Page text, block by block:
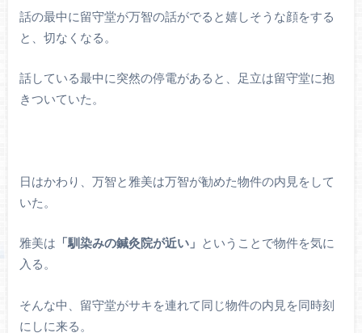
話の最中に留守堂が万智の話がでると嬉しそうな顔をする
と、切なくなる。
話している最中に突然の停電があると、足立は留守堂に抱
きついていた。
日はかわり、万智と雅美は万智が勧めた物件の内見をして
いた。
雅美は 「馴染みの鍼灸院が近い」 ということで物件を気に
入る。
そんな中、留守堂がサキを連れて同じ物件の内見を同時刻
にしに来る。